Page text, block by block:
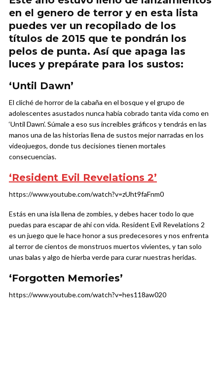
en el genero de terror y en esta lista
puedes ver un recopilado de los
títulos de 2015 que te pondrán los
pelos de punta. Así que apaga las
luces y prepárate para los sustos:
‘Until Dawn’
El cliché de horror de la cabaña en el bosque y el grupo de
adolescentes asustados nunca había cobrado tanta vida como en
‘Until Dawn’. Súmale a eso sus increíbles gráficos y tendrás en las
manos una de las historias llena de sustos mejor narradas en los
videojuegos, donde tus decisiones tienen mortales
consecuencias.
‘Resident Evil Revelations 2’
https://www.youtube.com/watch?v=zUht9faFnm0
Estás en una isla llena de zombies, y debes hacer todo lo que
puedas para escapar de ahí con vida. Resident Evil Revelations 2
es un juego que le hace honor a sus predecesores y nos enfrenta
al terror de cientos de monstruos muertos vivientes, y tan solo
unas balas y algo de hierba verde para curar nuestras heridas.
‘Forgotten Memories’
https://www.youtube.com/watch?v=hes118aw020